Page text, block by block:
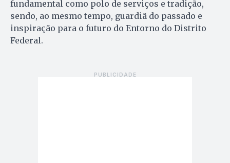
fundamental como polo de serviços e tradição,
sendo, ao mesmo tempo, guardiã do passado e
inspiração para o futuro do Entorno do Distrito
Federal.